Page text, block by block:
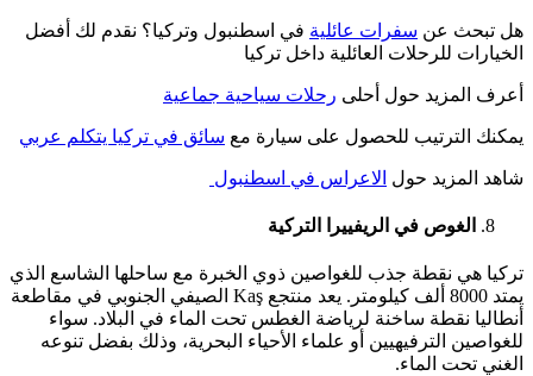
هل تبحث عن سفرات عائلية في اسطنبول وتركيا؟ نقدم لك أفضل
الخيارات للرحلات العائلية داخل تركيا
أعرف المزيد حول أحلى رحلات سياحية جماعية
يمكنك الترتيب للحصول على سيارة مع سائق في تركيا يتكلم عربي
شاهد المزيد حول الاعراس في اسطنبول
الغوص في الريفييرا التركية
تركيا هي نقطة جذب للغواصين ذوي الخبرة مع ساحلها الشاسع الذي
يمتد 8000 ألف كيلومتر. يعد منتجع Kaş الصيفي الجنوبي في مقاطعة
أنطاليا نقطة ساخنة لرياضة الغطس تحت الماء في البلاد. سواء
للغواصين الترفيهيين أو علماء الأحياء البحرية، وذلك بفضل تنوعه
الغني تحت الماء.